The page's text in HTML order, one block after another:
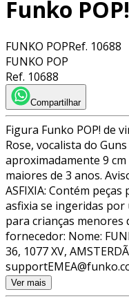
Funko
FUNKO POPRef. 10688
FUNKO POP
Ref. 10688
Compartilhar
Figura Funko POP! de
Rose, vocalista do
aproximadamente 9
maiores de 3 anos.
ASFIXIA: Contém
asfixia se ingeridas por
para crianças menores
fornecedor: Nome:
36, 1077 XV,
Ver mais